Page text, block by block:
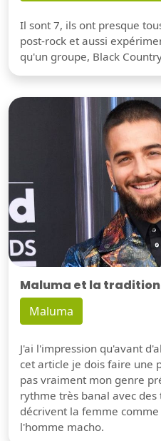
Il sont 7, ils ont presque
post-rock et aussi
qu'un groupe, Black
Maluma et la
Maluma
J'ai l'impression qu'avant
cet article je dois faire une
pas vraiment mon genre
rythme très banal avec
décrivent la femme
l'homme macho.